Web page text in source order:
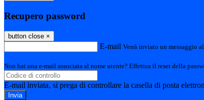
Recupero password
button close ×
E-mail Verrà inviato un messaggio
Non hai una e-mail associata al nome utente? Effettua il reset della
E-mail inviata, si prega di controllare la casella di posta